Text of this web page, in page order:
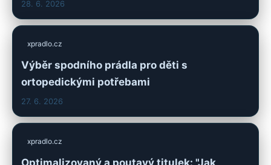
28. 6. 2026
xpradlo.cz
Výběr spodního prádla pro děti s
ortopedickými potřebami
27. 6. 2026
xpradlo.cz
Optimalizovaný a poutavý titulek: "Jak